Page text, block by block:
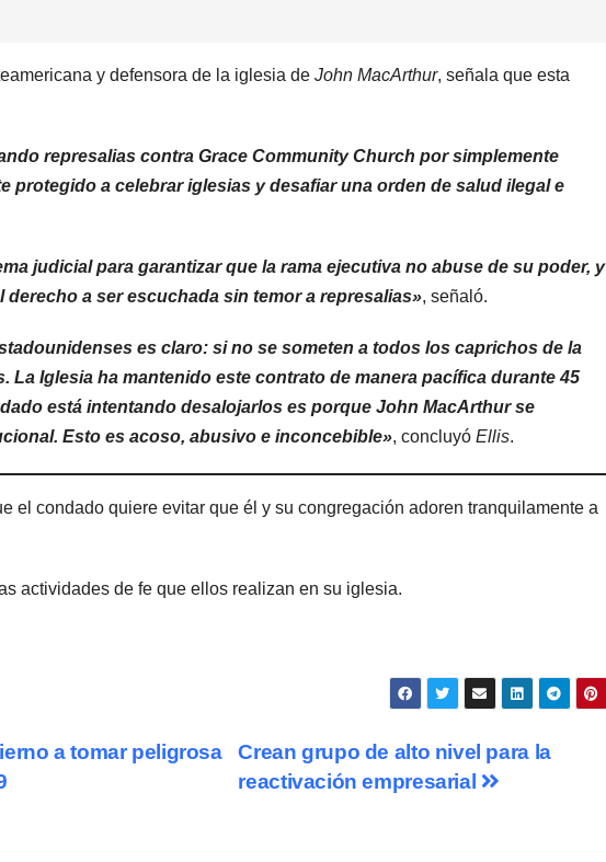
y defensora de la iglesia de John MacArthur, señala que esta
represalias contra Grace Community Church por simplemente
protegido a celebrar iglesias y desafiar una orden de salud ilegal e
judicial para garantizar que la rama ejecutiva no abuse de su poder, y
a ser escuchada sin temor a represalias», señaló.
es claro: si no se someten a todos los caprichos de la
La Iglesia ha mantenido este contrato de manera pacífica durante 45
está intentando desalojarlos es porque John MacArthur se
Esto es acoso, abusivo e inconcebible», concluyó Ellis.
el condado quiere evitar que él y su congregación adoren tranquilamente a
actividades de fe que ellos realizan en su iglesia.
Crean grupo de alto nivel para la
reactivación empresarial
a tomar peligrosa